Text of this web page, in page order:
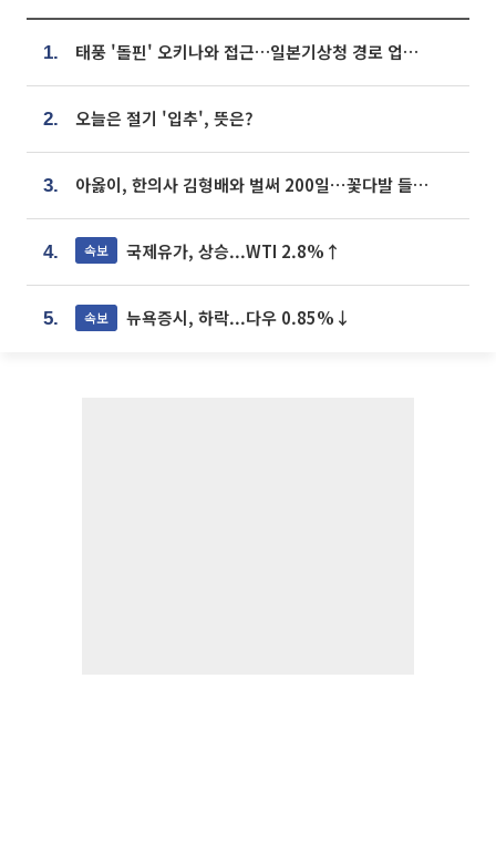
1. 태풍 '돌핀' 오키나와 접근…일본기상청 경로 업데이트
2. 오늘은 절기 '입추', 뜻은?
3. 아옳이, 한의사 김형배와 벌써 200일⋯꽃다발 들고 "프러포즈 아냐"
4. 속보 국제유가, 상승...WTI 2.8%↑
5. 속보 뉴욕증시, 하락...다우 0.85%↓